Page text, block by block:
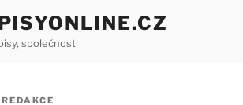
společnost
REDAKCE